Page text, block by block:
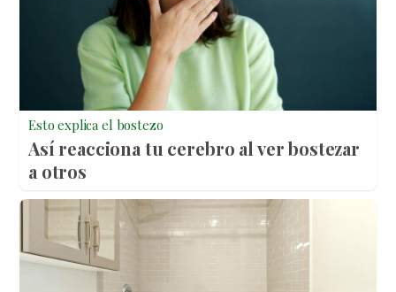
Esto explica el bostezo
Así reacciona tu cerebro al ver bostezar
a otros